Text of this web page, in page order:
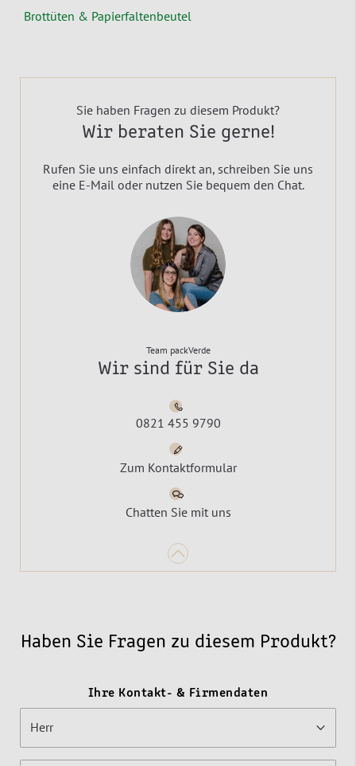
Brottüten & Papierfaltenbeutel
Sie haben Fragen zu diesem Produkt?
Wir beraten Sie gerne!
Rufen Sie uns einfach direkt an, schreiben Sie uns
eine E-Mail oder nutzen Sie bequem den Chat.
Team packVerde
Wir sind für Sie da
0821 455 9790
Zum Kontaktformular
Chatten Sie mit uns
Haben Sie Fragen zu diesem Produkt?
Ihre Kontakt- & Firmendaten